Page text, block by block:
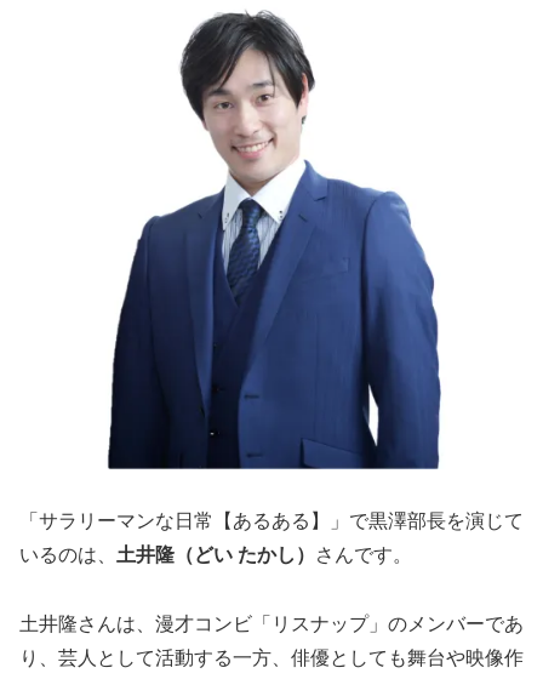
「サラリーマンな日常【あるある】」で黒澤部長を演じて
いるのは、 土井隆（どい たかし） さんです。
土井隆さんは、漫才コンビ「リスナップ」のメンバーであ
り、芸人として活動する一方、俳優としても舞台や映像作